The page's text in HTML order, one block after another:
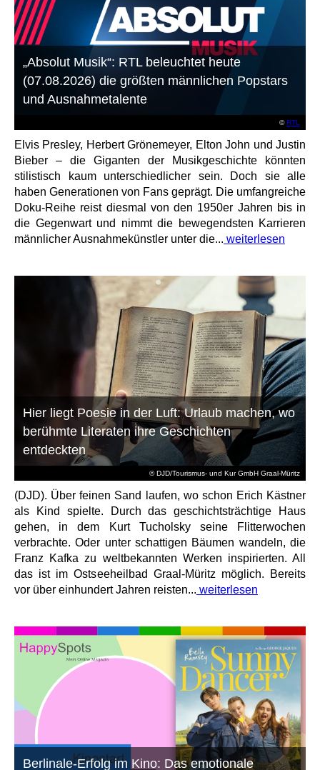
©RTL
„Absolut Musik“: RTL beleuchtet heute
(07.08.2026) die größten männlichen Popstars
und Ausnahmetalente
Elvis Presley, Herbert Grönemeyer, Elton John und Justin
Bieber – die Giganten der Musikgeschichte könnten
stilistisch kaum unterschiedlicher sein. Doch sie alle
haben Generationen von Fans geprägt. Die umfangreiche
Doku-Reihe reist diesmal von den 1950er Jahren bis in
die Gegenwart und nimmt die bewegendsten Karrieren
männlicher Ausnahmekünstler unter die... weiterlesen
© DJD/Tourismus- und Kur GmbH Graal-Müritz
Hier liegt Poesie in der Luft: Urlaub machen, wo
berühmte Literaten ihre Geschichten
entdeckten
(DJD). Über feinen Sand laufen, wo schon Erich Kästner
als Kind spielte. Durch das geschichtsträchtige Haus
gehen, in dem Kurt Tucholsky seine Flitterwochen
verbrachte. Oder unter schattigen Bäumen wandeln, die
Franz Kafka zu weltbekannten Werken inspirierten. All
das ist im Ostseeheilbad Graal-Müritz möglich. Bereits
vor über einhundert Jahren reisten... weiterlesen
Berlinale-Erfolg im Kino: Das emotionale